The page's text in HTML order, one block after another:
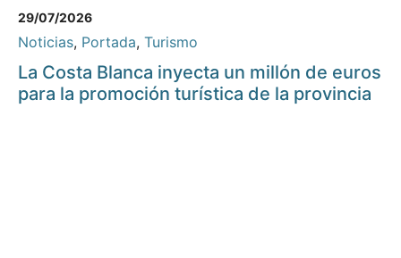
29/07/2026
Noticias, Portada, Turismo
La Costa Blanca inyecta un millón de euros
para la promoción turística de la provincia